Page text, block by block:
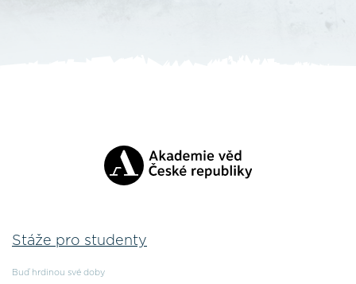
Stáže pro studenty
Buď hrdinou své doby